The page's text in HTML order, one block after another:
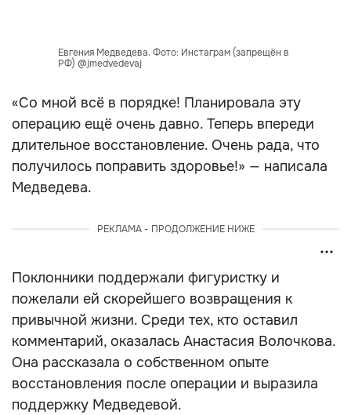
Евгения Медведева. Фото: Инстаграм (запрещён в
РФ) @jmedvedevaj
«Со мной всё в порядке! Планировала эту
операцию ещё очень давно. Теперь впереди
длительное восстановление. Очень рада, что
получилось поправить здоровье!» — написала
Медведева.
РЕКЛАМА - ПРОДОЛЖЕНИЕ НИЖЕ
Поклонники поддержали фигуристку и
пожелали ей скорейшего возвращения к
привычной жизни. Среди тех, кто оставил
комментарий, оказалась Анастасия Волочкова.
Она рассказала о собственном опыте
восстановления после операции и выразила
поддержку Медведевой.